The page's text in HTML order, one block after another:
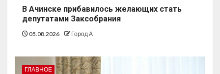
В Ачинске прибавилось желающих стать
депутатами Заксобрания
05.08.2026 Город А
ГЛАВНОЕ